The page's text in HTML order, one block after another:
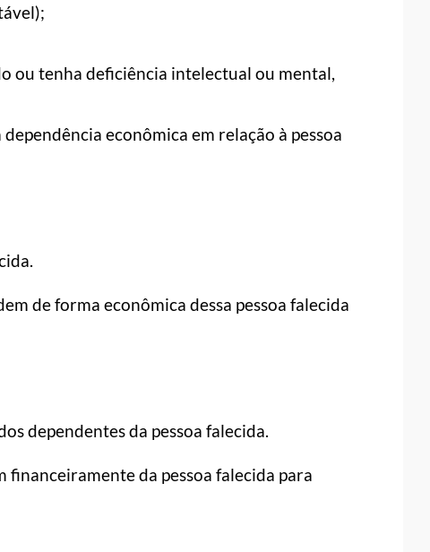
ou tenha deficiência intelectual ou mental,
econômica em relação à pessoa
de forma econômica dessa pessoa falecida
dependentes da pessoa falecida.
financeiramente da pessoa falecida para